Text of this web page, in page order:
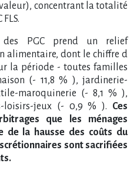
concentrant la totalité
des PGC prend un relief
alimentaire, dont le chiffre d​
la période - toutes familles
(- 11,8 % ), jardinerie-
maroquinerie (- 8,1 % ),
jeux (- 0,9 % ). Ces
que les ménages
de la hausse des coûts du
sont sacrifiées